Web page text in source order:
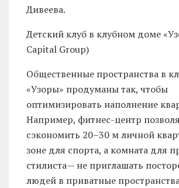
Дивеева.
Детский клуб в клубном доме
Capital Group)
Общественные пространства в
«Узоры» продуманы так, чтобы
оптимизировать наполнение
Например, фитнес-центр
сэкономить 20–30 м личной
зоне для спорта, а комната для
стилиста— не приглашать
людей в приватные